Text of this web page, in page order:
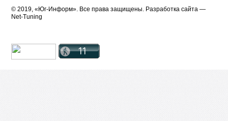
© 2019, «Юг-Информ». Все права защищены. Разработка cайта —
Net-Tuning